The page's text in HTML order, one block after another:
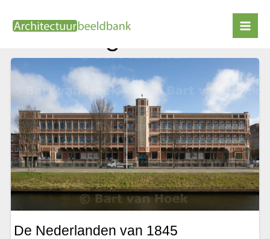
naar
H.P. Berlage
De Nederlanden van 1845